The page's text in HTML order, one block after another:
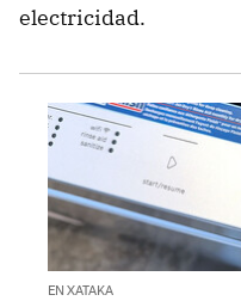
electricidad.
EN XATAKA